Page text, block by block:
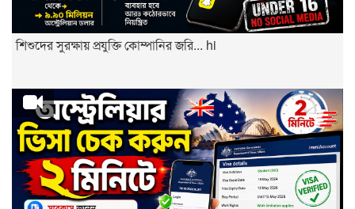
শিশুদের সুরক্ষায় প্রযুক্তি কোম্পানির জরি... hi